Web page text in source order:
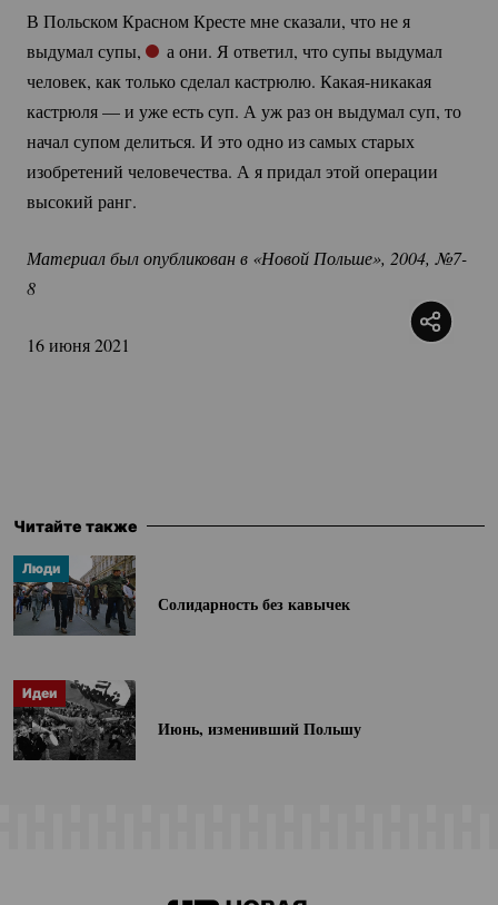
В Польском Красном Кресте мне сказали, что не я
выдумал супы,
а они. Я ответил, что супы выдумал
человек, как только сделал кастрюлю. Какая-никакая
кастрюля — и уже есть суп. А уж раз он выдумал суп, то
начал супом делиться. И это одно из самых старых
изобретений человечества. А я придал этой операции
высокий ранг.
Материал был опубликован в «Новой Польше», 2004, №7-
8
16 июня 2021
Читайте также
Люди
Солидарность без кавычек
Идеи
Июнь, изменивший Польшу